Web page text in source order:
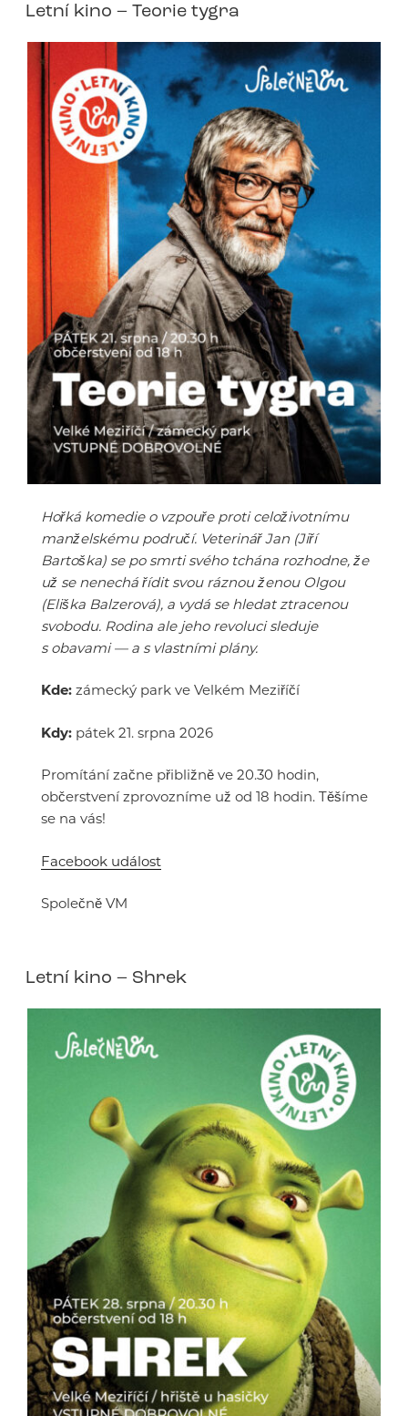
Letní kino – Teorie tygra
Hořká komedie o vzpouře proti celoživotnímu
manželskému područí. Veterinář Jan (Jiří
Bartoška) se po smrti svého tchána rozhodne, že
už se nenechá řídit svou ráznou ženou Olgou
(Eliška Balzerová), a vydá se hledat ztracenou
svobodu. Rodina ale jeho revoluci sleduje
s obavami — a s vlastními plány.
Kde: zámecký park ve Velkém Meziříčí
Kdy: pátek 21. srpna 2026
Promítání začne přibližně ve 20.30 hodin,
občerstvení zprovozníme už od 18 hodin. Těšíme
se na vás!
Facebook událost
Společně VM
Letní kino – Shrek